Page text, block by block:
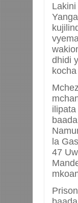
dhidi
la
47